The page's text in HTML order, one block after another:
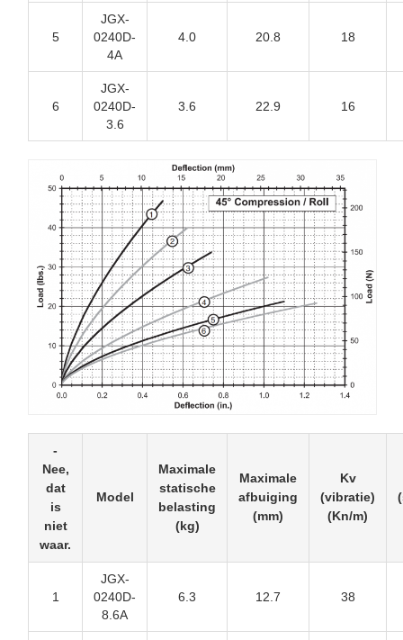
5
JGX-
0240D-
4A
4.0 20.8 18
6
JGX-
0240D-
3.6
3.6 22.9 16
-
Nee,
dat
is
niet
waar.
Model
Maximale
statische
belasting
(kg)
Maximale
afbuiging
(mm)
Kv
(vibratie)
(Kn/m)
1
JGX-
0240D-
8.6A
6.3 12.7 38